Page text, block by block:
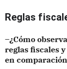
Reglas
–¿Cómo
reglas fiscales
en